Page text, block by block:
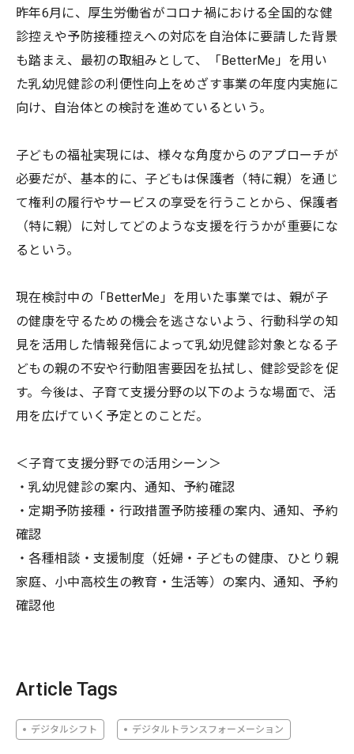
昨年6月に、厚生労働省がコロナ禍における全国的な健
診控えや予防接種控えへの対応を自治体に要請した背景
も踏まえ、最初の取組みとして、「BetterMe」を用い
た乳幼児健診の利便性向上をめざす事業の年度内実施に
向け、自治体との検討を進めているという。
子どもの福祉実現には、様々な角度からのアプローチが
必要だが、基本的に、子どもは保護者（特に親）を通じ
て権利の履行やサービスの享受を行うことから、保護者
（特に親）に対してどのような支援を行うかが重要にな
るという。
現在検討中の「BetterMe」を用いた事業では、親が子
の健康を守るための機会を逃さないよう、行動科学の知
見を活用した情報発信によって乳幼児健診対象となる子
どもの親の不安や行動阻害要因を払拭し、健診受診を促
す。今後は、子育て支援分野の以下のような場面で、活
用を広げていく予定とのことだ。
＜子育て支援分野での活用シーン＞
・乳幼児健診の案内、通知、予約確認
・定期予防接種・行政措置予防接種の案内、通知、予約
確認
・各種相談・支援制度（妊婦・子どもの健康、ひとり親
家庭、小中高校生の教育・生活等）の案内、通知、予約
確認他
Article Tags
デジタルシフト デジタルトランスフォーメーション